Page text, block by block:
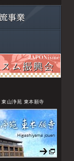
東山浄苑 東本願寺